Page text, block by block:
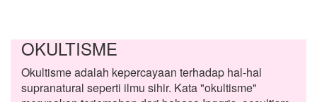
OKULTISME
Okultisme adalah kepercayaan terhadap hal-hal
supranatural seperti ilmu sihir. Kata "okultisme"